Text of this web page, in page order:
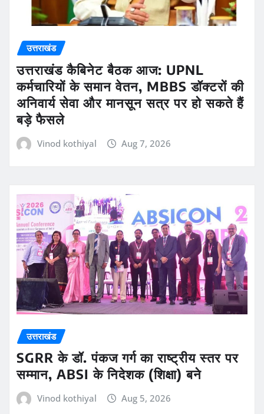
उत्तराखंड
उत्तराखंड कैबिनेट बैठक आज: UPNL
कर्मचारियों के समान वेतन, MBBS डॉक्टरों की
अनिवार्य सेवा और मानसून सत्र पर हो सकते हैं
बड़े फैसले
Vinod kothiyal Aug 7, 2026
उत्तराखंड
SGRR के डॉ. पंकज गर्ग का राष्ट्रीय स्तर पर
सम्मान, ABSI के निदेशक (शिक्षा) बने
Vinod kothiyal Aug 5, 2026